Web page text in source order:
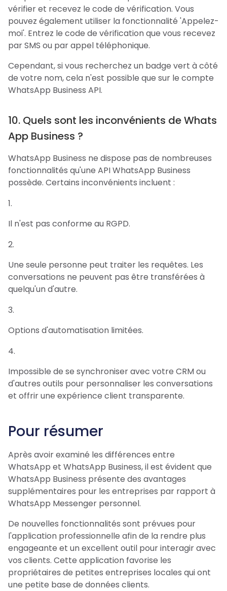
vérifier et recevez le code de vérification. Vous
pouvez également utiliser la fonctionnalité 'Appelez-
moi'. Entrez le code de vérification que vous recevez
par SMS ou par appel téléphonique.
Cependant, si vous recherchez un badge vert à côté
de votre nom, cela n'est possible que sur le compte
WhatsApp Business API.
10. Quels sont les inconvénients de Whats
App Business ?
WhatsApp Business ne dispose pas de nombreuses
fonctionnalités qu'une API WhatsApp Business
possède. Certains inconvénients incluent :
Il n'est pas conforme au RGPD.
Une seule personne peut traiter les requêtes. Les
conversations ne peuvent pas être transférées à
quelqu'un d'autre.
Options d'automatisation limitées.
Impossible de se synchroniser avec votre CRM ou
d'autres outils pour personnaliser les conversations
et offrir une expérience client transparente.
Pour résumer
Après avoir examiné les différences entre
WhatsApp et WhatsApp Business, il est évident que
WhatsApp Business présente des avantages
supplémentaires pour les entreprises par rapport à
WhatsApp Messenger personnel.
De nouvelles fonctionnalités sont prévues pour
l'application professionnelle afin de la rendre plus
engageante et un excellent outil pour interagir avec
vos clients. Cette application favorise les
propriétaires de petites entreprises locales qui ont
une petite base de données clients.